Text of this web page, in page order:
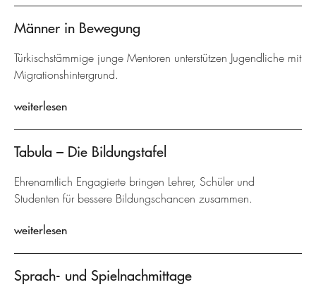
Männer in Bewegung
Türkischstämmige junge Mentoren unterstützen Jugendliche mit
Migrationshintergrund.
weiterlesen
Tabula – Die Bildungstafel
Ehrenamtlich Engagierte bringen Lehrer, Schüler und
Studenten für bessere Bildungschancen zusammen.
weiterlesen
Sprach- und Spielnachmittage